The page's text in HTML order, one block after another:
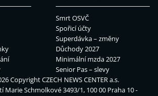
Smrt OSVČ
Spořicí účty
Superdávka – změny
Důchody 2027
Minimální mzda 2027
Senior Pas – slevy
CopyrightCZECH NEWS CENTER a.s.
Marie Schmolkové 3493/1, 100 00 Praha 10 -